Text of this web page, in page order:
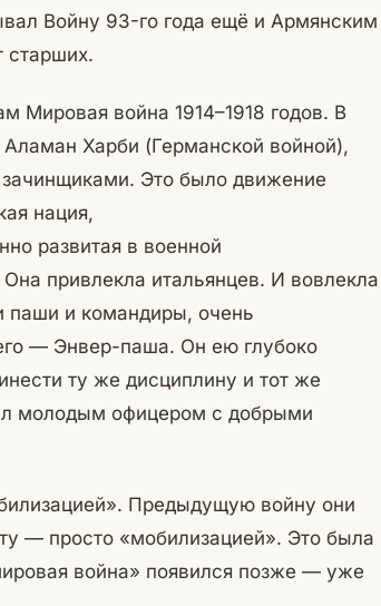
Войну 93-го года ещё и Армянским
старших.
Мировая война 1914–1918 годов. В
Харби (Германской войной),
Это было движение
нация,
развитая в военной
привлекла итальянцев. И вовлекла
паши и командиры, очень
— Энвер-паша. Он ею глубоко
ту же дисциплину и тот же
молодым офицером с добрыми
Предыдущую войну они
— просто «мобилизацией». Это была
война» появился позже — уже